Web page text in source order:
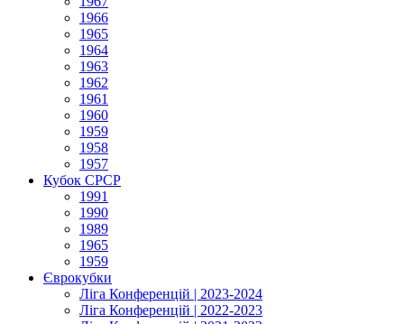
1966
1965
1964
1963
1962
1961
1960
1959
1958
1957
Кубок СРСР
1991
1990
1989
1965
1959
Єврокубки
Ліга Конференцій | 2023-2024
Ліга Конференцій | 2022-2023